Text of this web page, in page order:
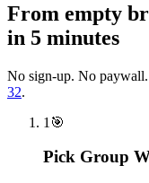
From empty
in 5 minutes
No sign-up. No
32.
1 🎯
Pick Group